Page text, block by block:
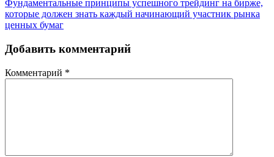
Фундаментальные принципы успешного трейдинг на бирже,
которые должен знать каждый начинающий участник рынка
ценных бумаг
Добавить комментарий
Комментарий *